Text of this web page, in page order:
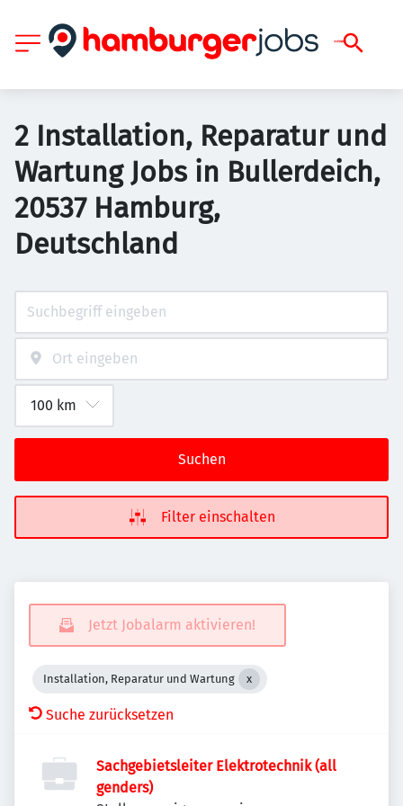
2 Installation, Reparatur und
Wartung Jobs in Bullerdeich,
20537 Hamburg,
Deutschland
Suchen
Filter einschalten
Jetzt Jobalarm aktivieren!
Installation, Reparatur und Wartung
Suche zurücksetzen
Sachgebietsleiter Elektrotechnik (all
genders)